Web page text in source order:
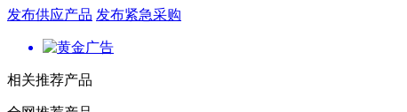
发布供应产品 发布紧急采购
相关推荐产品